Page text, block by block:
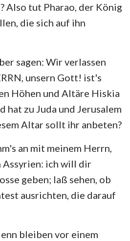
Also tut Pharao, der König
die sich auf ihn
sagen: Wir verlassen
unsern Gott! ist's
Höhen und Altäre Hiskia
hat zu Juda und Jerusalem
Altar sollt ihr anbeten?
an mit meinem Herrn,
Assyrien: ich will dir
geben; laß sehen, ob
ausrichten, die darauf
bleiben vor einem